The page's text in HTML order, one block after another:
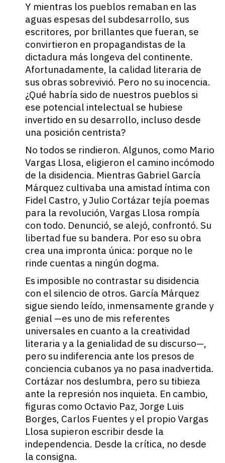
Y mientras los pueblos remaban en las
aguas espesas del subdesarrollo, sus
escritores, por brillantes que fueran, se
convirtieron en propagandistas de la
dictadura más longeva del continente.
Afortunadamente, la calidad literaria de
sus obras sobrevivió. Pero no su inocencia.
¿Qué habría sido de nuestros pueblos si
ese potencial intelectual se hubiese
invertido en su desarrollo, incluso desde
una posición centrista?
No todos se rindieron. Algunos, como Mario
Vargas Llosa, eligieron el camino incómodo
de la disidencia. Mientras Gabriel García
Márquez cultivaba una amistad íntima con
Fidel Castro, y Julio Cortázar tejía poemas
para la revolución, Vargas Llosa rompía
con todo. Denunció, se alejó, confrontó. Su
libertad fue su bandera. Por eso su obra
crea una impronta única: porque no le
rinde cuentas a ningún dogma.
Es imposible no contrastar su disidencia
con el silencio de otros. García Márquez
sigue siendo leído, inmensamente grande y
genial —es uno de mis referentes
universales en cuanto a la creatividad
literaria y a la genialidad de su discurso—,
pero su indiferencia ante los presos de
conciencia cubanos ya no pasa inadvertida.
Cortázar nos deslumbra, pero su tibieza
ante la represión nos inquieta. En cambio,
figuras como Octavio Paz, Jorge Luis
Borges, Carlos Fuentes y el propio Vargas
Llosa supieron escribir desde la
independencia. Desde la crítica, no desde
la consigna.